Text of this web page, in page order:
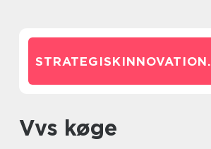
STRATEGISKINNOVATION.
vvs køge